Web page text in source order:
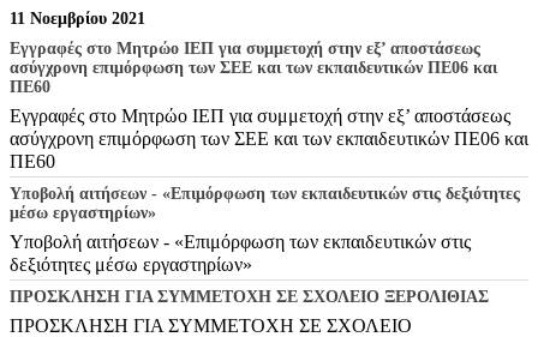
11 Νοεμβρίου 2021
Εγγραφές στο Mητρώο ΙΕΠ για συμμετοχή στην εξ’ αποστάσεως
ασύγχρονη επιμόρφωση των ΣΕΕ και των εκπαιδευτικών ΠΕ06 και
ΠΕ60
Εγγραφές στο Mητρώο ΙΕΠ για συμμετοχή στην εξ’ αποστάσεως
ασύγχρονη επιμόρφωση των ΣΕΕ και των εκπαιδευτικών ΠΕ06 και
ΠΕ60
Υποβολή αιτήσεων - «Επιμόρφωση των εκπαιδευτικών στις δεξιότητες
μέσω εργαστηρίων»
Υποβολή αιτήσεων - «Επιμόρφωση των εκπαιδευτικών στις
δεξιότητες μέσω εργαστηρίων»
ΠΡΟΣΚΛΗΣΗ ΓΙΑ ΣΥΜΜΕΤΟΧΗ ΣΕ ΣΧΟΛΕΙΟ ΞΕΡΟΛΙΘΙΑΣ
ΠΡΟΣΚΛΗΣΗ ΓΙΑ ΣΥΜΜΕΤΟΧΗ ΣΕ ΣΧΟΛΕΙΟ